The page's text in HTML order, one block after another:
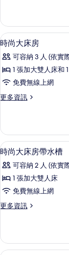
煙
房
的
所
有
相
片
雙
床
房,
吸
煙
的
詳
情
顯
示
時
尚
床
的
所
有
相
片
3
時尚大床房
可容納 3 人 (依實
1 張加大雙人床和
免費無線上網
更多資訊
更
大
床
房
詳
情
顯
示
時
尚
床
帶
水
4
時尚大床房帶水槽
可容納 2 人 (依實
1 張加大雙人床
免費無線上網
更多資訊
更
大
床